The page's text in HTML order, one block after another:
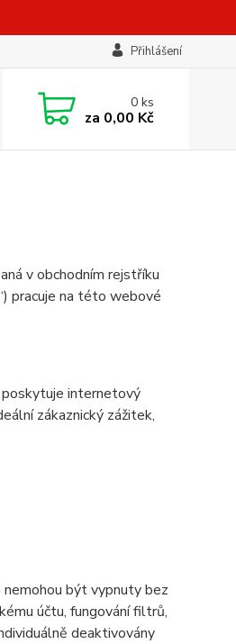
Přihlášení
0ks
za 0,00 Kč
v obchodním rejstříku
pracuje na této webové
internetový
zákaznický zážitek,
nemohou být vypnuty bez
účtu, fungování filtrů,
deaktivovány